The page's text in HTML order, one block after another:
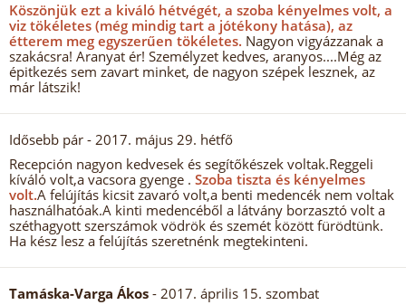
Köszönjük ezt a kiváló hétvégét, a szoba kényelmes volt, a
viz tökéletes (még mindig tart a jótékony hatása), az
étterem meg egyszerűen tökéletes. Nagyon vigyázzanak a
szakácsra! Aranyat ér! Személyzet kedves, aranyos....Még az
épitkezés sem zavart minket, de nagyon szépek lesznek, az
már látszik!
Idősebb pár - 2017. május 29. hétfő
Recepción nagyon kedvesek és segítőkészek voltak.Reggeli
kíváló volt,a vacsora gyenge . Szoba tiszta és kényelmes
volt.A felújítás kicsit zavaró volt,a benti medencék nem voltak
használhatóak.A kinti medencéből a látvány borzasztó volt a
széthagyott szerszámok vödrök és szemét között fürödtünk.
Ha kész lesz a felújítás szeretnénk megtekinteni.
Tamáska-Varga Ákos - 2017. április 15. szombat